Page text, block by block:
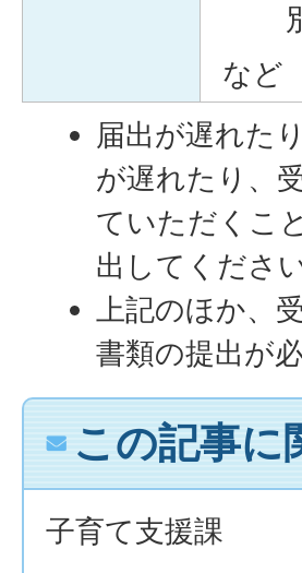
など
届出が遅れた
が遅れたり、
ていただくこ
出してください
上記のほか、
書類の提出が
この記事に
子育て支援課